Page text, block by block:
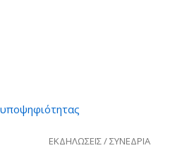
ΕΚΔΗΛΩΣΕΙΣ / ΣΥΝΕΔΡΙΑ